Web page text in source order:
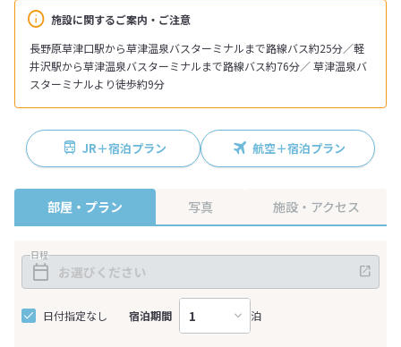
施設に関するご案内・ご注意
長野原草津口駅から草津温泉バスターミナルまで路線バス約25分／軽
井沢駅から草津温泉バスターミナルまで路線バス約76分／ 草津温泉バ
スターミナルより徒歩約9分
JR＋宿泊プラン 航空＋宿泊プラン
部屋・プラン 写真 施設・アクセス
日程
日付指定なし 宿泊期間 泊